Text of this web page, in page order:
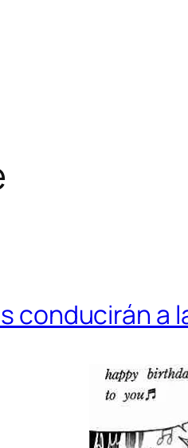
conducirán a